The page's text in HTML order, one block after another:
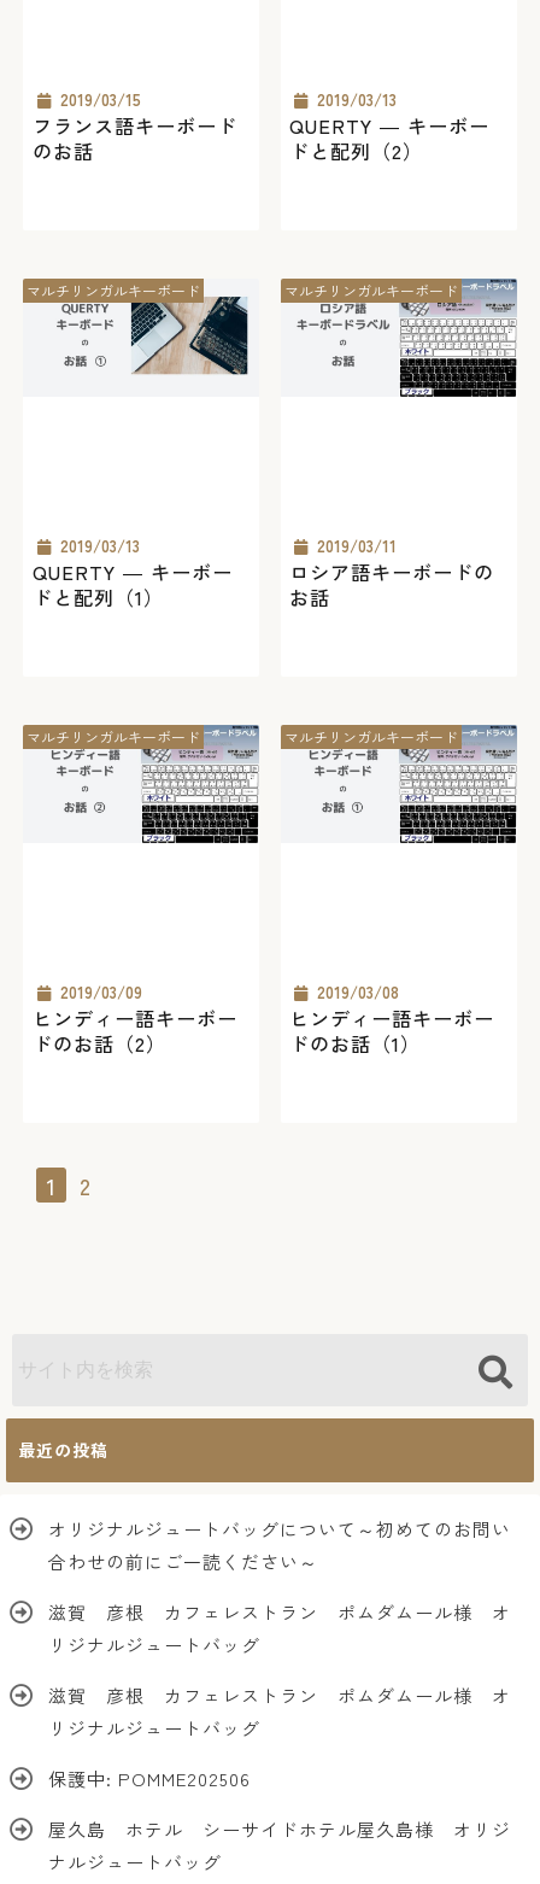
2019/03/15
フランス語キーボード
のお話
2019/03/13
QUERTY ― キーボー
ドと配列（2）
マルチリンガルキーボード
2019/03/13
QUERTY ― キーボー
ドと配列（1）
マルチリンガルキーボード
2019/03/11
ロシア語キーボードの
お話
マルチリンガルキーボード
2019/03/09
ヒンディー語キーボー
ドのお話（2）
マルチリンガルキーボード
2019/03/08
ヒンディー語キーボー
ドのお話（1）
1 2
最近の投稿
オリジナルジュートバッグについて～初めてのお問い
合わせの前にご一読ください～
滋賀 彦根 カフェレストラン ポムダムール様 オ
リジナルジュートバッグ
滋賀 彦根 カフェレストラン ポムダムール様 オ
リジナルジュートバッグ
保護中: POMME202506
屋久島 ホテル シーサイドホテル屋久島様 オリジ
ナルジュートバッグ